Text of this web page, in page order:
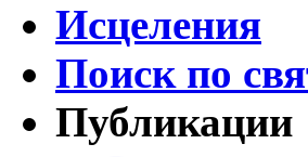
Исцеления
Поиск по
Публикации